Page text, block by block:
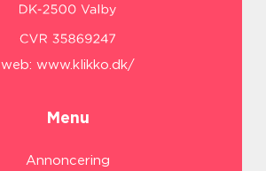
web: www.klikko.dk/
Menu
Annoncering